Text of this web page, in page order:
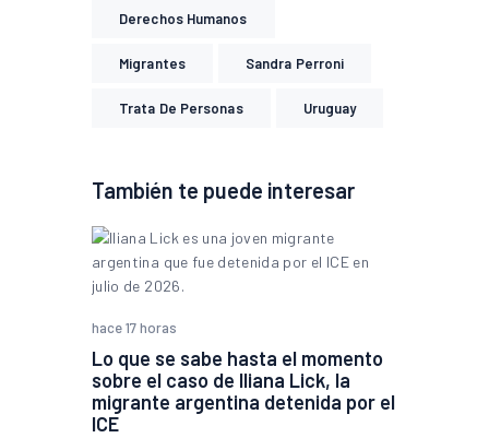
Derechos Humanos
Migrantes Sandra Perroni
Trata De Personas Uruguay
También te puede interesar
hace 17 horas
Lo que se sabe hasta el momento
sobre el caso de Iliana Lick, la
migrante argentina detenida por el
ICE